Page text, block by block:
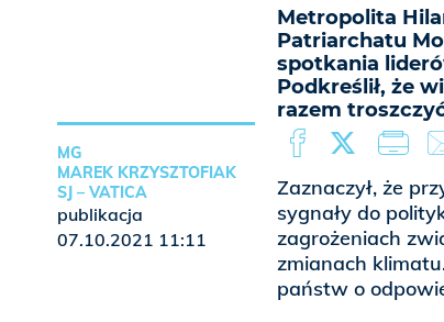
Metropolita
Patriarchatu
spotkania
Podkreślił, że
razem
Zaznaczył, że
sygnały do
zagrożeniach
zmianach
państw o
MG
MAREK KRZYSZTOFIAK
SJ – VATICA
publikacja
07.10.2021 11:11